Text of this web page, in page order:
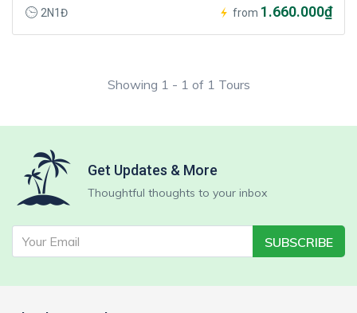
2N1Đ from 1.660.000₫
Showing 1 - 1 of 1 Tours
Get Updates & More
Thoughtful thoughts to your inbox
SUBSCRIBE